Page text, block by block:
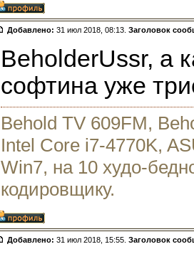
Добавлено: 31 июл 2018, 08:13. Заголовок
BeholderUssr, а
софтина уже
Behold TV 609FM,
Intel Core i7-4770K,
Win7, на 10 худо-
кодировщику.
Добавлено: 31 июл 2018, 15:55. Заголовок